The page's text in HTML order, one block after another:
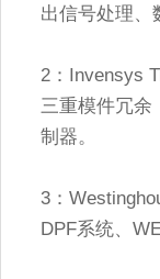
出信号处理、
2：Invensys
三重模件冗余
制器。
3：
DPF系统、